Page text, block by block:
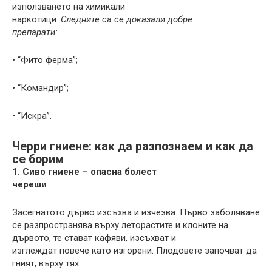
използването на химикали
наркотици. Следните са се доказали добре.
препарати:
• “Фито ферма”;
• “Командир”;
• “Искра”.
Черри гниене: как да разпознаем и как да
се борим
1. Сиво гниене – опасна болест
череши
Засегнатото дърво изсъхва и изчезва. Първо заболяване
се разпространява върху леторастите и клоните на
дървото, те стават кафяви, изсъхват и
изглеждат повече като изгорени. Плодовете започват да
гният, върху тях